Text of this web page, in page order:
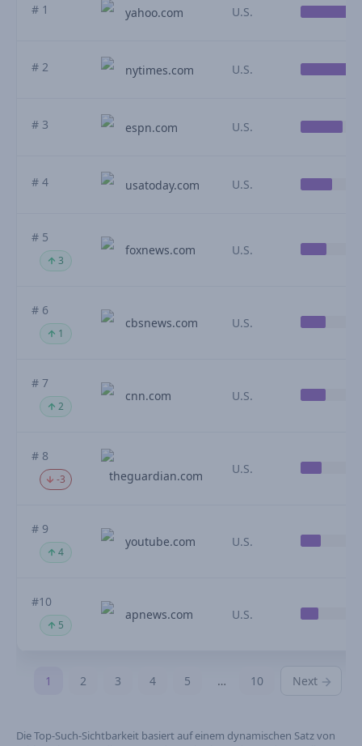
# 1 yahoo.com U.S.
# 2 nytimes.com U.S.
# 3 espn.com U.S.
# 4 usatoday.com U.S.
# 5
3
foxnews.com U.S.
# 6
1
cbsnews.com U.S.
# 7
2
cnn.com U.S.
# 8
-3 theguardian.com U.S.
# 9
4
youtube.com U.S.
#10
5
apnews.com U.S.
1 2 3 4 5 … 10 Next
Die Top-Such-Sichtbarkeit basiert auf einem dynamischen Satz von